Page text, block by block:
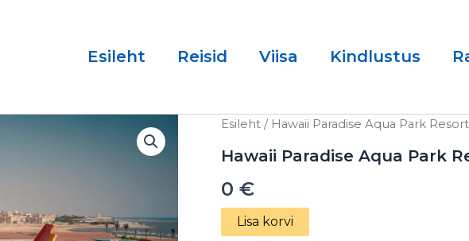
Esileht Reisid Viisa Kindlustus
Esileht/ Hawaii Paradise Aqua Park
Hawaii Paradise Aqua Park
0 €
Hawaii
Aqua
Resort
06.03.2025
kogus
Lisa korvi